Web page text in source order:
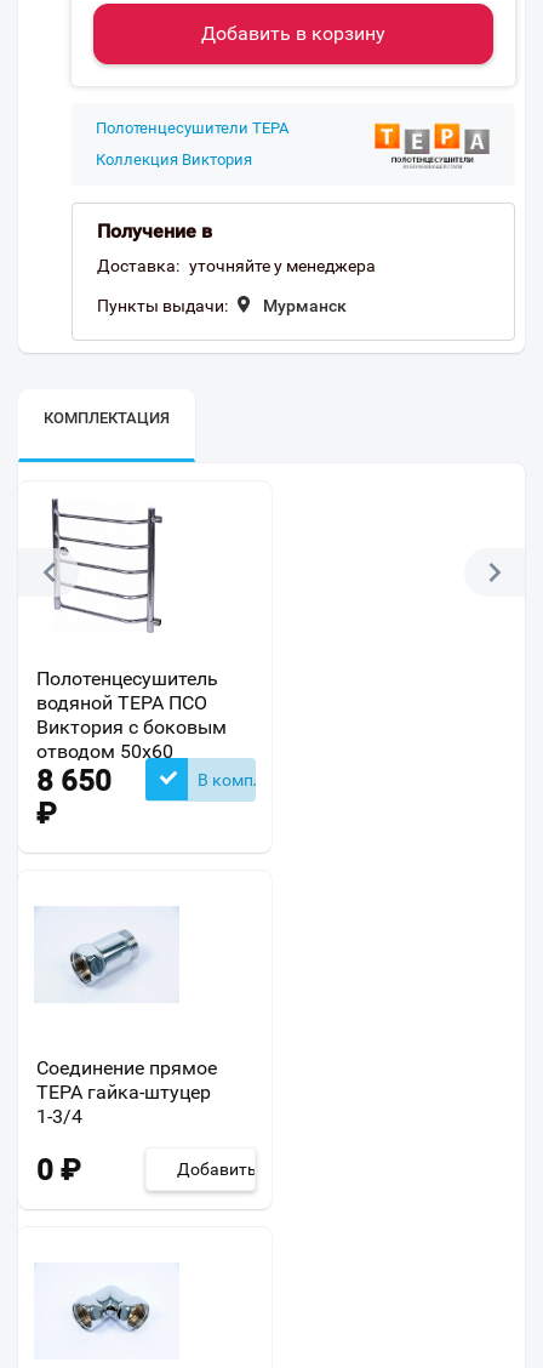
Добавить в корзину
Полотенцесушители ТЕРА
Коллекция Виктория
Получение в
Доставка: уточняйте у менеджера
Пункты выдачи: Мурманск
КОМПЛЕКТАЦИЯ
Полотенцесушитель
водяной ТЕРА ПСО
Виктория с боковым
отводом 50х60
8 650
₽
В комплекте
Соединение прямое
ТЕРА гайка-штуцер
1-3/4
0 ₽ Добавить